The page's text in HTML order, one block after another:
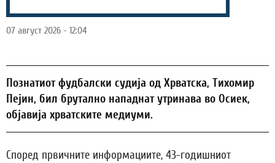
07 август 2026 - 12:04
Познатиот фудбалски судија од Хрватска, Тихомир
Пејин, бил брутално нападнат утринава во Осиек,
објавија хрватските медиуми.
Според првичните информациите, 43-годишниот